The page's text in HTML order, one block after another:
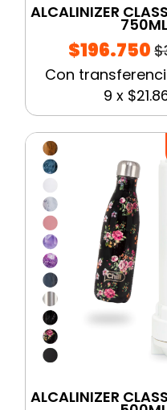
ALCALINIZER
750ML
$196.750
Con
9 x
ALCALINIZER